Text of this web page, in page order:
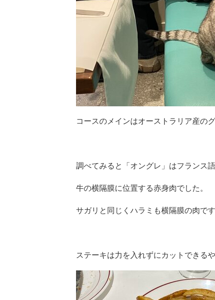
コースのメインはオーストラリア産の
調べてみると「オングレ」はフランス
牛の横隔膜に位置する赤身肉でした。
サガリと同じくハラミも横隔膜の肉です
ステーキは力を入れずにカットできる